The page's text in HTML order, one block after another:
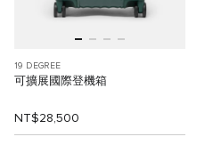
19 DEGREE
可擴展國際登機箱
NT$28,500